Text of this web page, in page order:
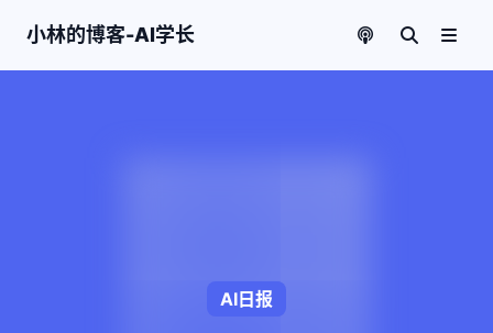
小林的博客-AI学长
AI日报